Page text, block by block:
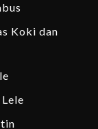
Koki dan